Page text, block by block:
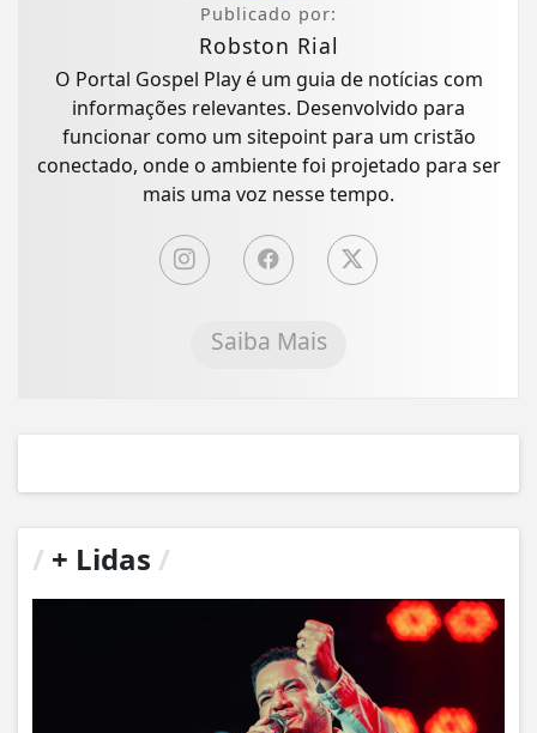
Publicado por:
Robston Rial
O Portal Gospel Play é um guia de notícias com
informações relevantes. Desenvolvido para
funcionar como um sitepoint para um cristão
conectado, onde o ambiente foi projetado para ser
mais uma voz nesse tempo.
Saiba Mais
/ + Lidas /